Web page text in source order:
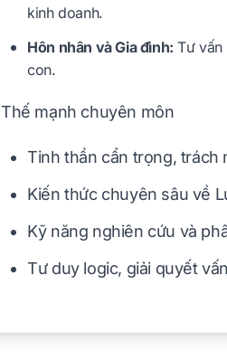
kinh doanh.
Hôn nhân và Gia đình: Tư vấn
con.
Thế mạnh chuyên môn
Tinh thần cẩn trọng, trách
Kiến thức chuyên sâu về
Kỹ năng nghiên cứu và
Tư duy logic, giải quyết